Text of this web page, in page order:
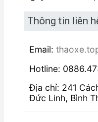
Thông tin liên
Email:
Hotline:
Địa chỉ: 241
Đức Linh, Bình